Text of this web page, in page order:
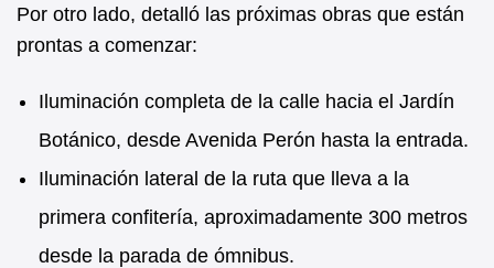
Por otro lado, detalló las próximas obras que están
prontas a comenzar:
Iluminación completa de la calle hacia el Jardín
Botánico, desde Avenida Perón hasta la entrada.
Iluminación lateral de la ruta que lleva a la
primera confitería, aproximadamente 300 metros
desde la parada de ómnibus.